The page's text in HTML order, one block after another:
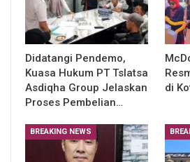
Didatangi Pendemo,
Kuasa Hukum PT Tslatsa
Asdiqha Group Jelaskan
Proses Pembelian…
di
BREAKING NEWS